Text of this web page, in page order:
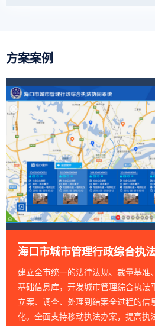
方案案例
海口市城市管理行政综合执
建立全市统一的法律法规、裁量基准
基础信息库，开发城市管理综合执法
立案、调查、处理到结案全过程的信
化。全面支持移动执法办案，提高执